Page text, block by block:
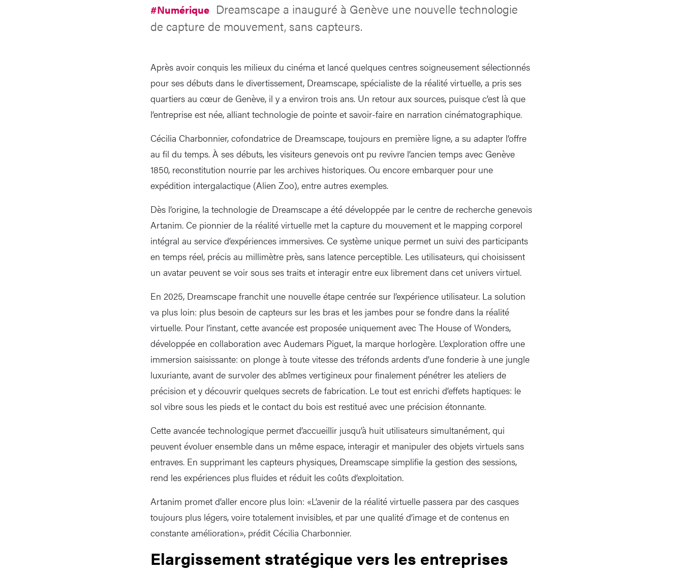
#Numérique Dreamscape a inauguré à Genève une nouvelle technologie
de capture de mouvement, sans capteurs.
Après avoir conquis les milieux du cinéma et lancé quelques centres soigneusement sélectionnés
pour ses débuts dans le divertissement, Dreamscape, spécialiste de la réalité virtuelle, a pris ses
quartiers au cœur de Genève, il y a environ trois ans. Un retour aux sources, puisque c’est là que
l’entreprise est née, alliant technologie de pointe et savoir-faire en narration cinématographique.
Cécilia Charbonnier, cofondatrice de Dreamscape, toujours en première ligne, a su adapter l’offre
au fil du temps. À ses débuts, les visiteurs genevois ont pu revivre l’ancien temps avec Genève
1850, reconstitution nourrie par les archives historiques. Ou encore embarquer pour une
expédition intergalactique (Alien Zoo), entre autres exemples.
Dès l’origine, la technologie de Dreamscape a été développée par le centre de recherche genevois
Artanim. Ce pionnier de la réalité virtuelle met la capture du mouvement et le mapping corporel
intégral au service d’expériences immersives. Ce système unique permet un suivi des participants
en temps réel, précis au millimètre près, sans latence perceptible. Les utilisateurs, qui choisissent
un avatar peuvent se voir sous ses traits et interagir entre eux librement dans cet univers virtuel.
En 2025, Dreamscape franchit une nouvelle étape centrée sur l’expérience utilisateur. La solution
va plus loin: plus besoin de capteurs sur les bras et les jambes pour se fondre dans la réalité
virtuelle. Pour l’instant, cette avancée est proposée uniquement avec The House of Wonders,
développée en collaboration avec Audemars Piguet, la marque horlogère. L’exploration offre une
immersion saisissante: on plonge à toute vitesse des tréfonds ardents d’une fonderie à une jungle
luxuriante, avant de survoler des abîmes vertigineux pour finalement pénétrer les ateliers de
précision et y découvrir quelques secrets de fabrication. Le tout est enrichi d’effets haptiques: le
sol vibre sous les pieds et le contact du bois est restitué avec une précision étonnante.
Cette avancée technologique permet d’accueillir jusqu’à huit utilisateurs simultanément, qui
peuvent évoluer ensemble dans un même espace, interagir et manipuler des objets virtuels sans
entraves. En supprimant les capteurs physiques, Dreamscape simplifie la gestion des sessions,
rend les expériences plus fluides et réduit les coûts d’exploitation.
Artanim promet d’aller encore plus loin: «L’avenir de la réalité virtuelle passera par des casques
toujours plus légers, voire totalement invisibles, et par une qualité d’image et de contenus en
constante amélioration», prédit Cécilia Charbonnier.
Elargissement stratégique vers les entreprises